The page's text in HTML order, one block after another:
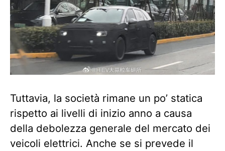
Tuttavia, la società rimane un po’ statica
rispetto ai livelli di inizio anno a causa
della debolezza generale del mercato dei
veicoli elettrici. Anche se si prevede il